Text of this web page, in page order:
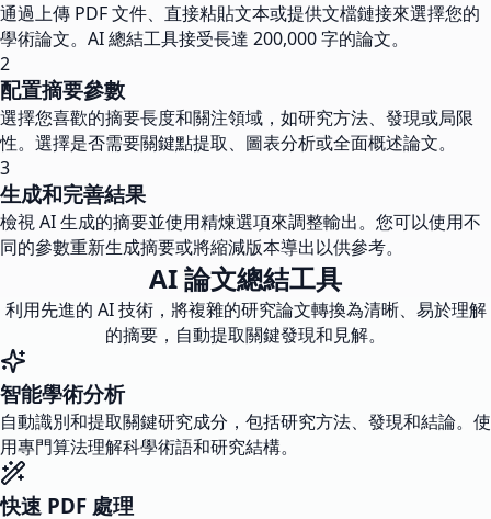
通過上傳 PDF 文件、直接粘貼文本或提供文檔鏈接來選擇您的
學術論文。AI 總結工具接受長達 200,000 字的論文。
2
配置摘要參數
選擇您喜歡的摘要長度和關注領域，如研究方法、發現或局限
性。選擇是否需要關鍵點提取、圖表分析或全面概述論文。
3
生成和完善結果
檢視 AI 生成的摘要並使用精煉選項來調整輸出。您可以使用不
同的參數重新生成摘要或將縮減版本導出以供參考。
AI 論文總結工具
利用先進的 AI 技術，將複雜的研究論文轉換為清晰、易於理解
的摘要，自動提取關鍵發現和見解。
智能學術分析
自動識別和提取關鍵研究成分，包括研究方法、發現和結論。使
用專門算法理解科學術語和研究結構。
快速 PDF 處理